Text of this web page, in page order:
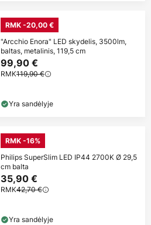
RMK -20,00 €
"Arcchio Enora" LED skydelis, 3500lm,
baltas, metalinis, 119,5 cm
99,90 €
RMK119,90 €
Yra sandėlyje
RMK -16%
Philips SuperSlim LED IP44 2700K Ø 29,5
cm balta
35,90 €
RMK42,70 €
Yra sandėlyje